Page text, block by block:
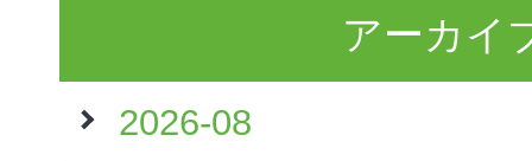
アーカイ
2026-08